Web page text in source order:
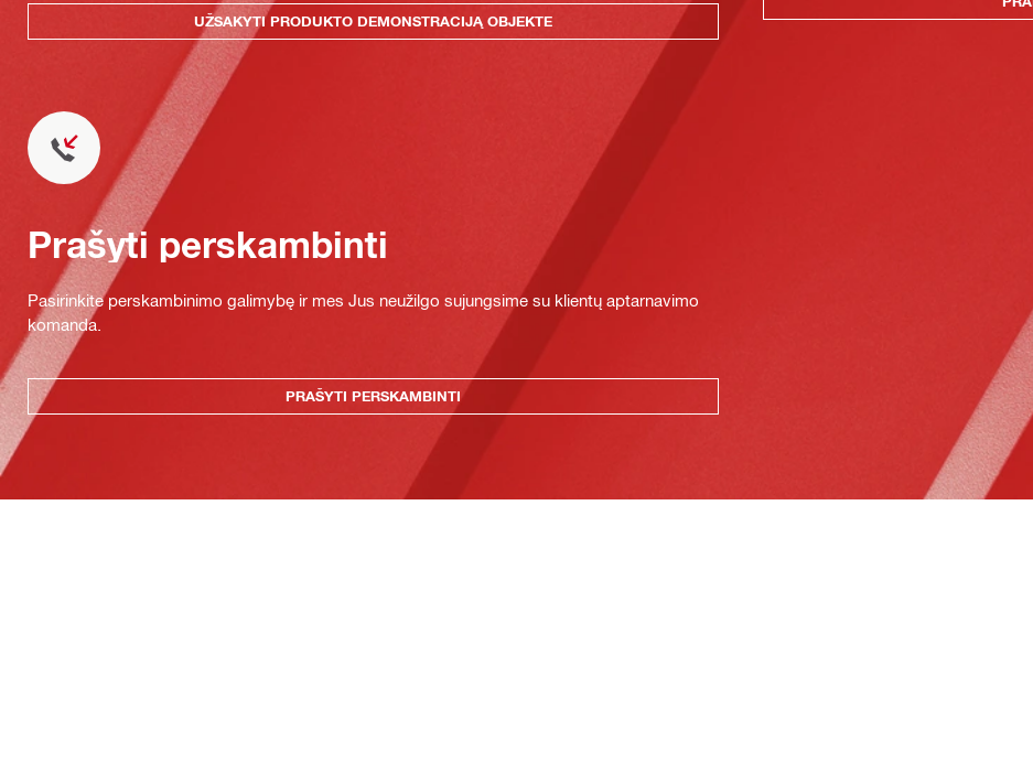
UŽSAKYTI PRODUKTO DEMONSTRACIJĄ OBJEKTE
Prašyti perskambinti
Pasirinkite perskambinimo galimybę ir mes Jus neužilgo sujungsime su klientų aptarnavimo
komanda.
PRAŠYTI PERSKAMBINTI